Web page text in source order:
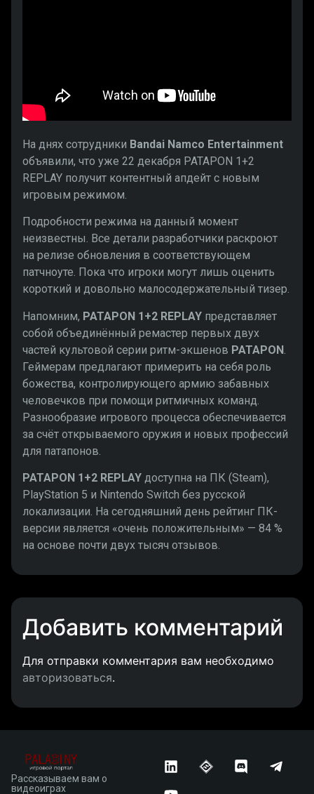
На днях сотрудники Bandai Namco Entertainment
объявили, что уже 22 декабря PATAPON 1+2
REPLAY получит контентный апдейт с новым
игровым режимом.
Подробности режима на данный момент
неизвестны. Все детали разработчики раскроют
на релизе обновления в соответствующем
патчноуте. Пока что игроки могут лишь оценить
короткий и довольно малосодержательный тизер.
Напомним, PATAPON 1+2 REPLAY представляет
собой объединённый ремастер первых двух
частей культовой серии ритм-экшенов PATAPON
Геймерам предлагают примерить на себя роль
божества, контролирующего армию забавных
человечков при помощи ритмичных команд.
Разнообразие игрового процесса обеспечивается
за счёт открываемого оружия и новых профессий
для патапонов.
PATAPON 1+2 REPLAY доступна на ПК (Steam),
PlayStation 5 и Nintendo Switch без русской
локализации. На сегодняшний день рейтинг ПК-
версии является «очень положительным» — 84 %
на основе почти двух тысяч отзывов.
Добавить комментарий
Для отправки комментария вам необходимо
авторизоваться.
Рассказываем вам о
видеоиграх